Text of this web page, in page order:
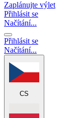
Zaplánujte výlet
Přihlásit se
Načítání...
Přihlásit se
Načítání...
CS